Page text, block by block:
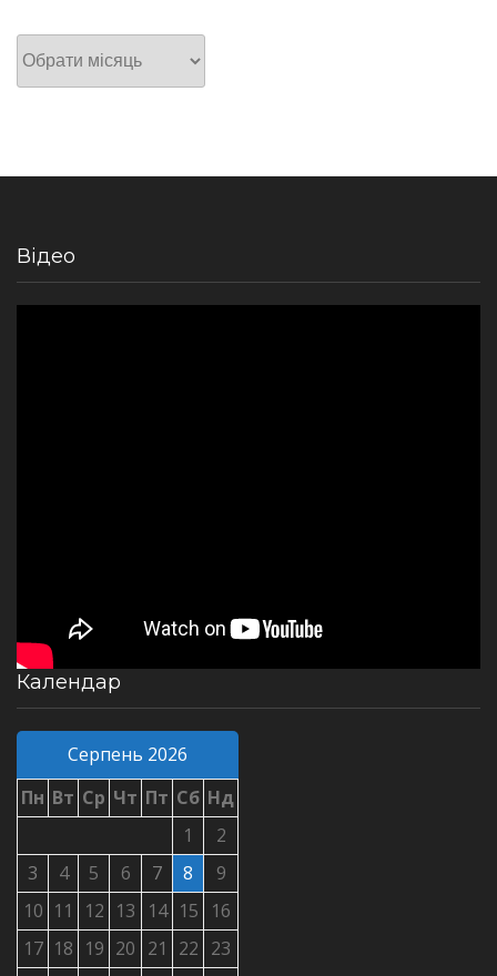
Архів
Відео
Календар
Серпень 2026
Пн Вт Ср Чт Пт Сб Нд
1
2
3
4 5 6 7 8
9
10 11 12 13 14 15
16
17 18 19 20 21 22 23